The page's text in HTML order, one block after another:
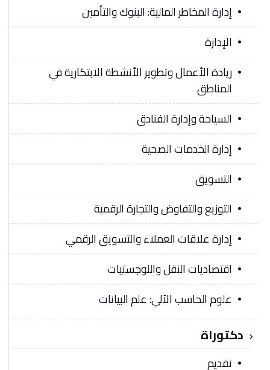
إدارة المخاطر المالية: البنوك والتأمين
الإدارة
ريادة الأعمال وتطوير الأنشطة الابتكارية في
المناطق
السياحة وإدارة الفنادق
إدارة الخدمات الصحية
التسويق
التوزيع والتفاوض والتجارة الرقمية
إدارة علاقات العملاء والتسويق الرقمي
اقتصاديات النقل واللوجستيات
علوم الحاسب الآلي: علم البيانات
دكتوراة
تقديم